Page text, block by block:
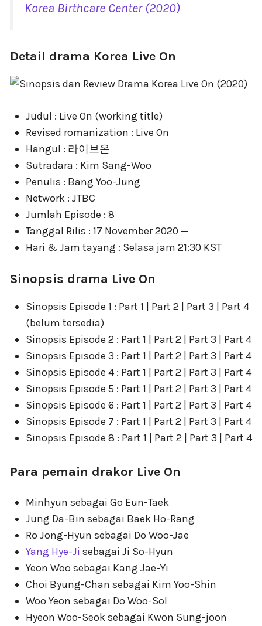
Korea Birthcare Center (2020)
Detail drama Korea Live On
Judul : Live On (working title)
Revised romanization : Live On
Hangul : 라이브온
Sutradara : Kim Sang-Woo
Penulis : Bang Yoo-Jung
Network : JTBC
Jumlah Episode : 8
Tanggal Rilis : 17 November 2020 —
Hari & Jam tayang : Selasa jam 21:30 KST
Sinopsis drama Live On
Sinopsis Episode 1 : Part 1 | Part 2 | Part 3 | Part 4
(belum tersedia)
Sinopsis Episode 2 : Part 1 | Part 2 | Part 3 | Part 4
Sinopsis Episode 3 : Part 1 | Part 2 | Part 3 | Part 4
Sinopsis Episode 4 : Part 1 | Part 2 | Part 3 | Part 4
Sinopsis Episode 5 : Part 1 | Part 2 | Part 3 | Part 4
Sinopsis Episode 6 : Part 1 | Part 2 | Part 3 | Part 4
Sinopsis Episode 7 : Part 1 | Part 2 | Part 3 | Part 4
Sinopsis Episode 8 : Part 1 | Part 2 | Part 3 | Part 4
Para pemain drakor Live On
Minhyun sebagai Go Eun-Taek
Jung Da-Bin sebagai Baek Ho-Rang
Ro Jong-Hyun sebagai Do Woo-Jae
Yang Hye-Ji sebagai Ji So-Hyun
Yeon Woo sebagai Kang Jae-Yi
Choi Byung-Chan sebagai Kim Yoo-Shin
Woo Yeon sebagai Do Woo-Sol
Hyeon Woo-Seok sebagai Kwon Sung-joon